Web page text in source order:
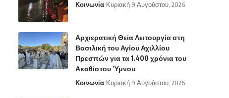
Κοινωνία Κυριακή 9 Αυγούστου, 2026
Αρχιερατική Θεία Λειτουργία στη
Βασιλική του Αγίου Αχιλλίου
Πρεσπών για τα 1.400 χρόνια του
Ακαθίστου Ύμνου
Κοινωνία Κυριακή 9 Αυγούστου, 2026